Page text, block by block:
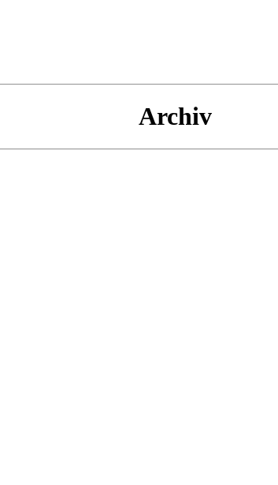
Archiv